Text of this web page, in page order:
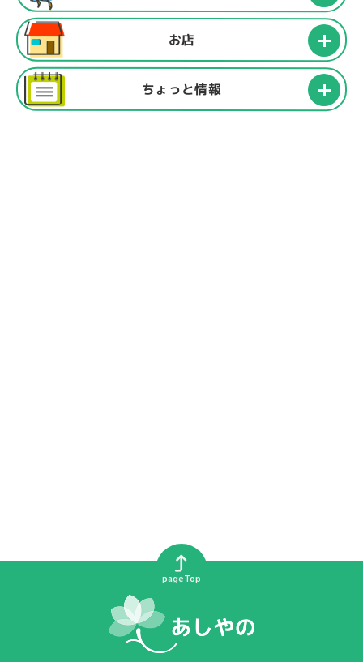
お店
ちょっと情報
pageTop